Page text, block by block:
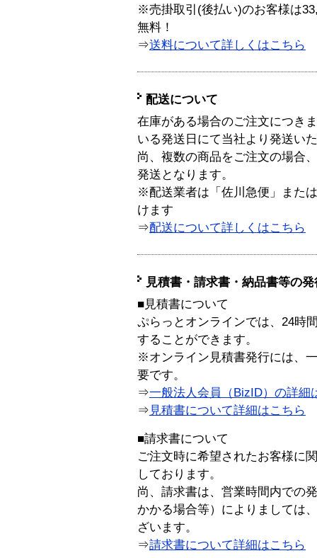
※売掛取引(後払い)のお客様は
無料！
⇒送料について詳しくはこちら
配送について
在庫がある場合のご注文につき
いる発送日にて当社より発送い
尚、複数の商品をご注文の場合
発送となります。
※配送業者は「佐川急便」また
けます
⇒配送について詳しくはこちら
見積書・請求書・納品書等の
■見積書について
ぷらっとオンラインでは、24時
することができます。
※オンライン見積書発行には、
要です。
⇒一般法人会員（BizID）の詳細
⇒ 見積書について詳細はこちら
■請求書について
ご注文時に希望されたお客様に
しております。
尚、請求書は、営業時間内での
かかる場合等）によりましては
ざいます。
⇒請求書について詳細はこちら